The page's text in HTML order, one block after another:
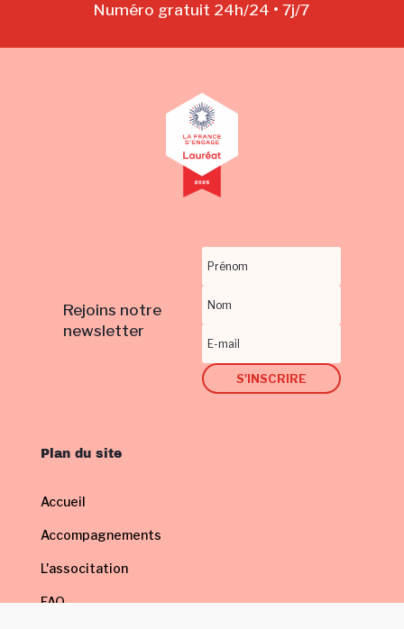
Numéro gratuit 24h/24 • 7j/7
Rejoins notre
newsletter
S'INSCRIRE
Plan du site
Accueil
Accompagnements
L'associtation
FAQ